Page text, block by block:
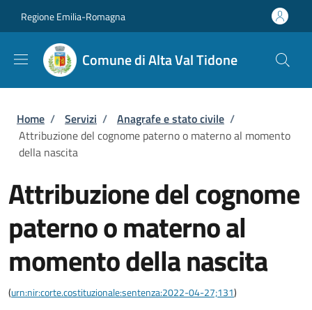
Regione Emilia-Romagna
Comune di Alta Val Tidone
Briciole di pane
Home / Servizi / Anagrafe e stato civile /
Attribuzione del cognome paterno o materno al momento
della nascita
Attribuzione del cognome
paterno o materno al
momento della nascita
(urn:nir:corte.costituzionale:sentenza:2022-04-27;131)